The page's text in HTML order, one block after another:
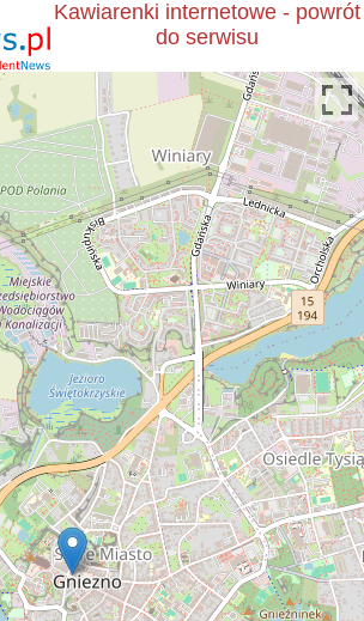
Kawiarenki internetowe - powrót
do serwisu